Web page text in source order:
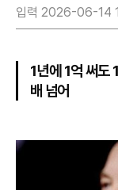
입력 2026-06-14
1년에 1억 써도
배 넘어